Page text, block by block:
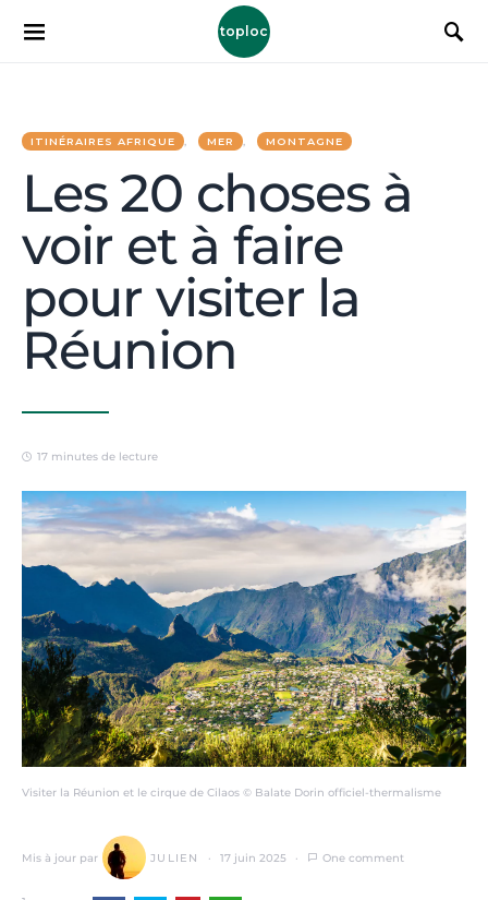
toploc
ITINÉRAIRES AFRIQUE MER MONTAGNE
Les 20 choses à
voir et à faire
pour visiter la
Réunion
17 minutes de lecture
Visiter la Réunion et le cirque de Cilaos © Balate Dorin officiel-thermalisme
Mis à jour par JULIEN 17 juin 2025 One comment